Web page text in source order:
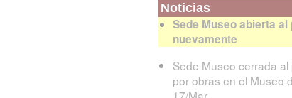
Noticias
Sede Museo abierta al
nuevamente
Sede Museo cerrada al
por obras en el Museo